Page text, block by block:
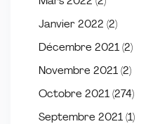
Janvier 2022 (2)
Décembre 2021 (2)
Novembre 2021 (2)
Octobre 2021 (274)
Septembre 2021 (1)